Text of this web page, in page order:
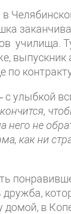
училища.
по
улыбкой
него не
как ни
в